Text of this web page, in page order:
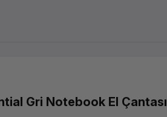
Gri Notebook El Çantası